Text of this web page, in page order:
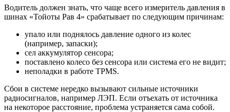
Водитель должен знать, что чаще всего измеритель давления в
шинах «Тойоты Рав 4» срабатывает по следующим причинам:
упало или поднялось давление одного из колес
(например, запаски);
сел аккумулятор сенсора;
поставлено колесо без сенсора или система его не видит;
неполадки в работе TPMS.
Сбои в системе нередко вызывают сильные источники
радиосигналов, например ЛЭП. Если отъехать от источника
на некоторое расстояние, проблема устраняется сама собой.